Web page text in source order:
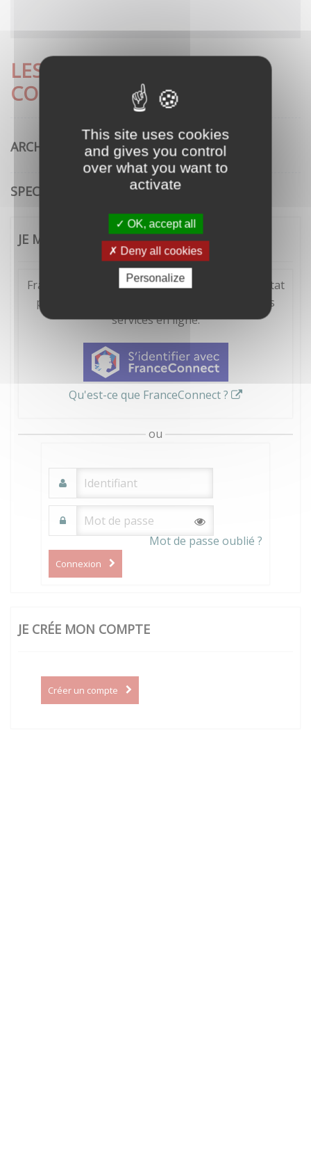
This site uses cookies
and gives you control
over what you want to
activate
OK, accept all
Deny all cookies
Personalize
LES DÉMARCHES LES PLUS
CONSULTÉES
ARCHITECTURE
SPECTACLE VIVANT
JE ME CONNECTE
FranceConnect est la solution proposée par l'Etat
pour sécuriser et simplifier la connexion à vos
services en ligne.
Qu'est-ce que FranceConnect ?
ou
Mot de passe oublié ?
Connexion
JE CRÉE MON COMPTE
Créer un compte